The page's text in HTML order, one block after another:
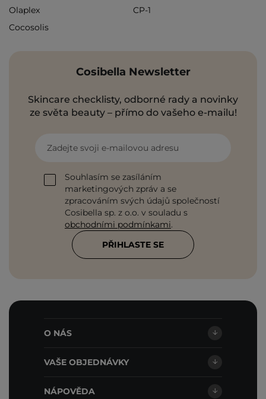
Olaplex
CP-1
Cocosolis
Cosibella Newsletter
Skincare checklisty, odborné rady a novinky
ze světa beauty – přímo do vašeho e-mailu!
Zadejte svoji e-mailovou adresu
Souhlasím se zasíláním
marketingových zpráv a se
zpracováním svých údajů společností
Cosibella sp. z o.o. v souladu s
obchodními podmínkami.
PŘIHLASTE SE
O NÁS
VAŠE OBJEDNÁVKY
NÁPOVĚDA